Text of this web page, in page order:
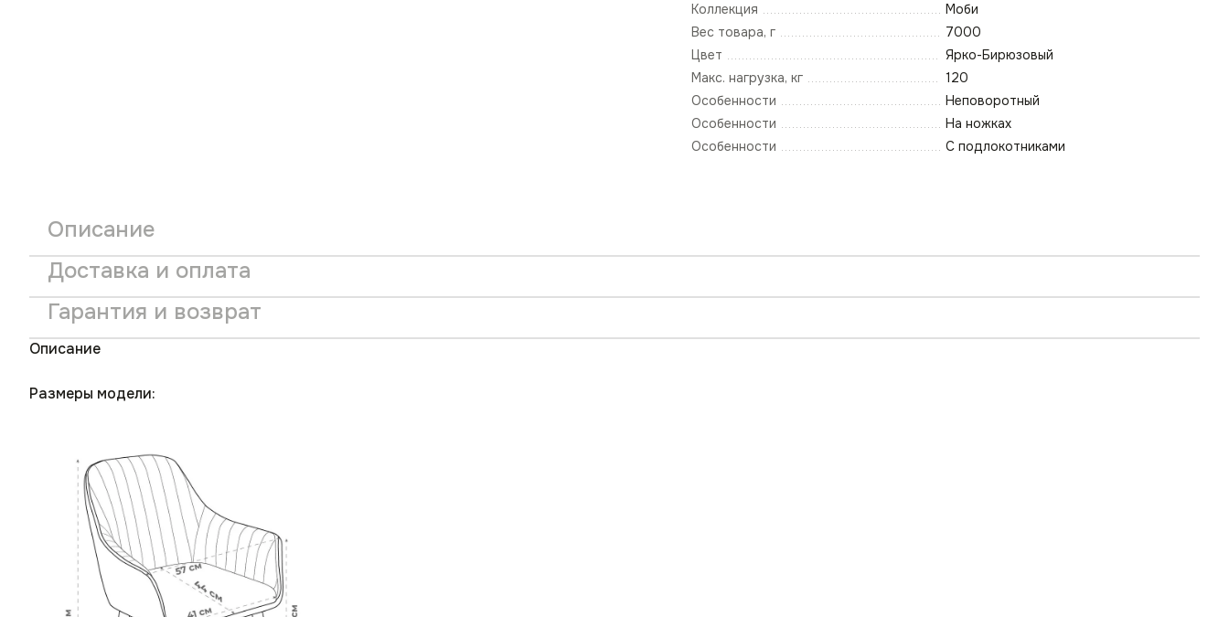
Коллекция
Моби
Вес товара, г
7000
Цвет
Ярко-Бирюзовый
Макс. нагрузка, кг
120
Особенности
Неповоротный
Особенности
На ножках
Особенности
С подлокотниками
Описание
Доставка и оплата
Гарантия и возврат
Описание
Размеры модели: